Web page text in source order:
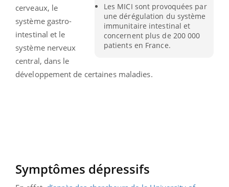
Les MICI sont provoquées par
une dérégulation du système
immunitaire intestinal et
concernent plus de 200 000
patients en France.
cerveaux, le
système gastro-
intestinal et le
système nerveux
central, dans le
développement de certaines maladies.
Symptômes dépressifs